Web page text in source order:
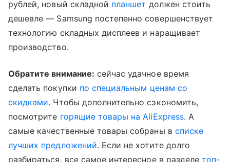
рублей, новый складной планшет должен стоить
дешевле — Samsung постепенно совершенствует
технологию складных дисплеев и наращивает
производство.
Обратите внимание: сейчас удачное время
сделать покупки по специальным ценам со
скидками. Чтобы дополнительно сэкономить,
посмотрите горящие товары на AliExpress. А
самые качественные товары собраны в списке
лучших предложений. Если не хотите долго
разбираться, все самое интересное в разделетоп-